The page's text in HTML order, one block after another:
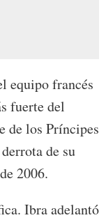
equipo francés
fuerte del
de los Príncipes
de su
2006.
Ibra adelantó